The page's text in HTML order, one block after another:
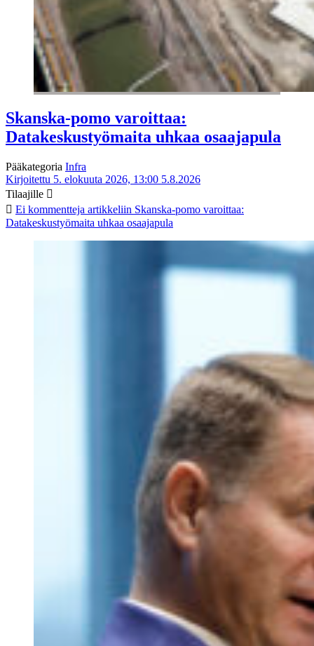
Skanska-pomo varoittaa:
Datakeskustyömaita uhkaa osaajapula
Pääkategoria Infra
Kirjoitettu 5. elokuuta 2026, 13:00 5.8.2026
Tilaajille
Ei kommentteja artikkeliin Skanska-pomo varoittaa:
Datakeskustyömaita uhkaa osaajapula